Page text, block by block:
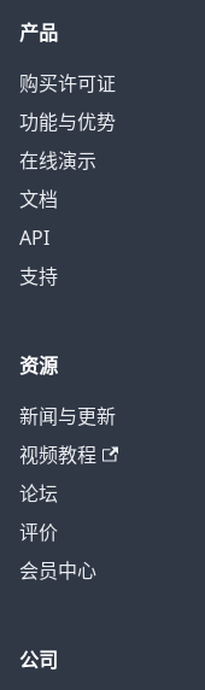
产品
购买许可证
功能与优势
在线演示
文档
API
支持
资源
新闻与更新
视频教程
论坛
评价
会员中心
公司